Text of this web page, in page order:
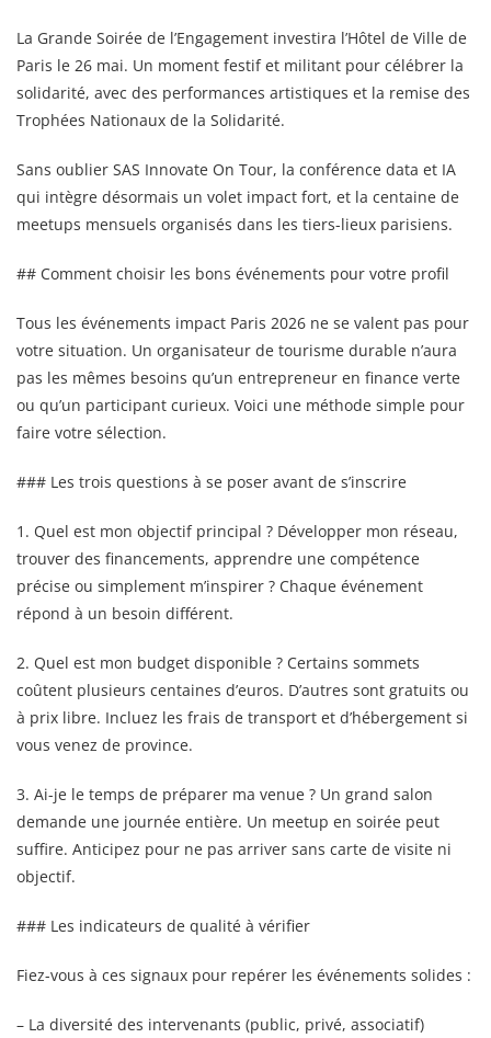
La Grande Soirée de l’Engagement investira l’Hôtel de Ville de
Paris le 26 mai. Un moment festif et militant pour célébrer la
solidarité, avec des performances artistiques et la remise des
Trophées Nationaux de la Solidarité.
Sans oublier SAS Innovate On Tour, la conférence data et IA
qui intègre désormais un volet impact fort, et la centaine de
meetups mensuels organisés dans les tiers-lieux parisiens.
## Comment choisir les bons événements pour votre profil
Tous les événements impact Paris 2026 ne se valent pas pour
votre situation. Un organisateur de tourisme durable n’aura
pas les mêmes besoins qu’un entrepreneur en finance verte
ou qu’un participant curieux. Voici une méthode simple pour
faire votre sélection.
### Les trois questions à se poser avant de s’inscrire
1. Quel est mon objectif principal ? Développer mon réseau,
trouver des financements, apprendre une compétence
précise ou simplement m’inspirer ? Chaque événement
répond à un besoin différent.
2. Quel est mon budget disponible ? Certains sommets
coûtent plusieurs centaines d’euros. D’autres sont gratuits ou
à prix libre. Incluez les frais de transport et d’hébergement si
vous venez de province.
3. Ai-je le temps de préparer ma venue ? Un grand salon
demande une journée entière. Un meetup en soirée peut
suffire. Anticipez pour ne pas arriver sans carte de visite ni
objectif.
### Les indicateurs de qualité à vérifier
Fiez-vous à ces signaux pour repérer les événements solides :
– La diversité des intervenants (public, privé, associatif)